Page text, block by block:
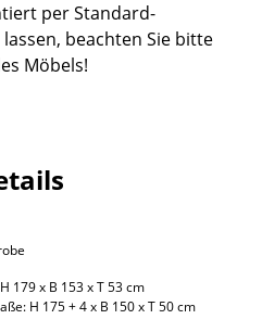
per Standard-
beachten Sie bitte
Möbels!
179 x B 153 x T 53 cm
H 175 + 4 x B 150 x T 50 cm